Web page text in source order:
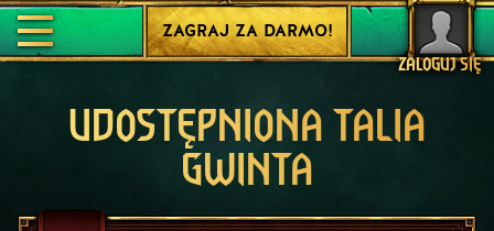
ZALOGUJ SIĘ
ZAGRAJ ZA DARMO!
UDOSTĘPNIONA TALIA
GWINTA